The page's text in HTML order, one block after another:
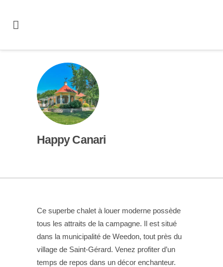
Happy Canari
Ce superbe chalet à louer moderne possède
tous les attraits de la campagne. Il est situé
dans la municipalité de Weedon, tout près du
village de Saint-Gérard. Venez profiter d’un
temps de repos dans un décor enchanteur.